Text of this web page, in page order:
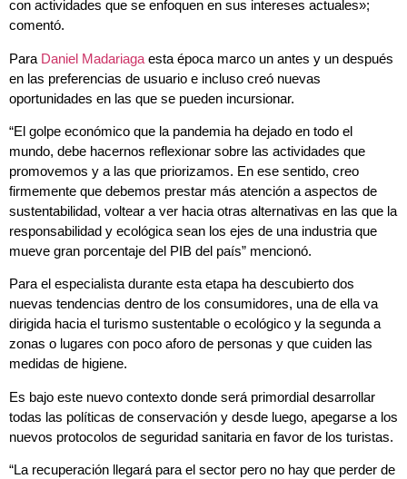
con actividades que se enfoquen en sus intereses actuales»;
comentó.
Para Daniel Madariaga esta época marco un antes y un después
en las preferencias de usuario e incluso creó nuevas
oportunidades en las que se pueden incursionar.
“El golpe económico que la pandemia ha dejado en todo el
mundo, debe hacernos reflexionar sobre las actividades que
promovemos y a las que priorizamos. En ese sentido, creo
firmemente que debemos prestar más atención a aspectos de
sustentabilidad, voltear a ver hacia otras alternativas en las que la
responsabilidad y ecológica sean los ejes de una industria que
mueve gran porcentaje del PIB del país” mencionó.
Para el especialista durante esta etapa ha descubierto dos
nuevas tendencias dentro de los consumidores, una de ella va
dirigida hacia el turismo sustentable o ecológico y la segunda a
zonas o lugares con poco aforo de personas y que cuiden las
medidas de higiene.
Es bajo este nuevo contexto donde será primordial desarrollar
todas las políticas de conservación y desde luego, apegarse a los
nuevos protocolos de seguridad sanitaria en favor de los turistas.
“La recuperación llegará para el sector pero no hay que perder de